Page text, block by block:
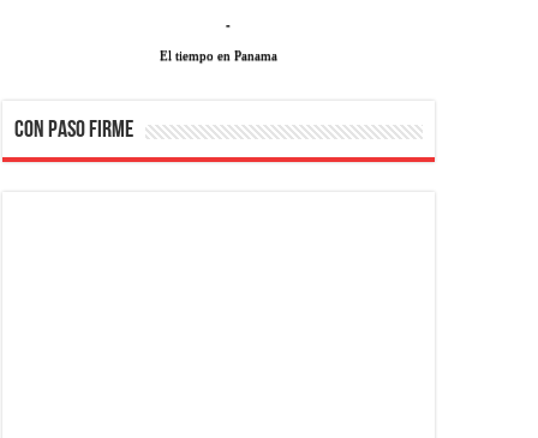
-
El tiempo en Panama
CON PASO FIRME